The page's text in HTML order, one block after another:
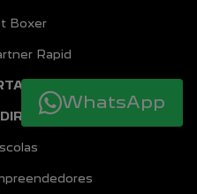
Boxer
Rapid
WhatsApp